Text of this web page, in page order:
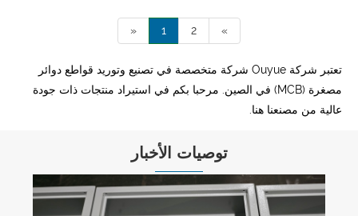
« 1 2 »
تعتبر شركة Ouyue شركة متخصصة في تصنيع وتوريد قواطع دوائر
مصغرة (MCB) في الصين. مرحبا بكم في استيراد منتجات ذات جودة
عالية من مصنعنا هنا.
توصيات الأخبار